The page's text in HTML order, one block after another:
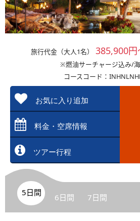
旅行代金（大人1名） 385,900
※燃油サーチャージ込み/
コースコード：
お気に入り追加
料金・空席情報
ツアー行程
5日間 6日間 7日間